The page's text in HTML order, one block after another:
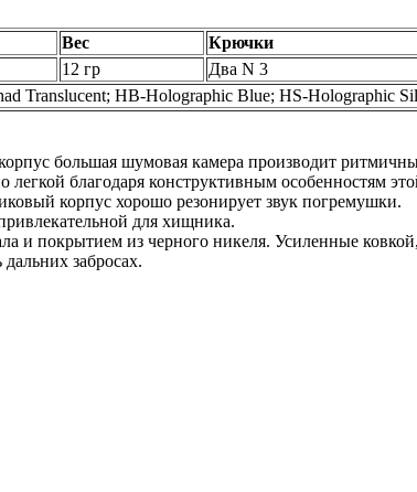
Вес
Крючки
12 гр
Два N 3
Translucent; HB-Holographic Blue; HS-Holographic
большая шумовая камера производит
легкой благодаря конструктивным особенностям
корпус хорошо резонирует звук погремушки.
для хищника.
и покрытием из черного никеля. Усиленные
забросах.